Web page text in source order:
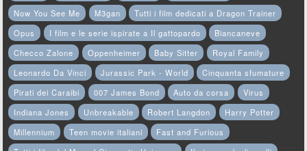
Now You See Me
M3gan
Tutti i film dedicati a Dragon Trainer
Opus
I film e le serie ispirate a Il gattopardo
Biancaneve
Checco Zalone
Oppenheimer Baby Sitter
Royal Family
Leonardo Da Vinci
Jurassic Park - World
Cinquanta sfumature
Pirati dei Caraibi
007 James Bond Auto da corsa
Virus
Indiana Jones
Unbreakable Robert Langdon
Harry Potter
Millennium
Teen movie italiani
Fast and Furious